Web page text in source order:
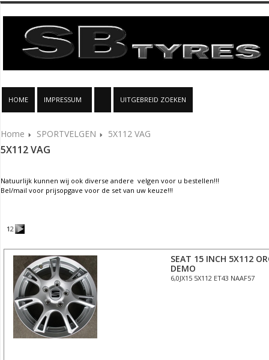
HOME IMPRESSUM UITGEBREID ZOEKEN
Home SPORTVELGEN 5X112 VAG
5X112 VAG
Natuurlijk kunnen wij ook diverse andere velgen voor u bestellen!!!
Bel/mail voor prijsopgave voor de set van uw keuze!!!
12
SEAT 15 INCH 5X112
DEMO
6,0JX15 5X112 ET43 NAAF57